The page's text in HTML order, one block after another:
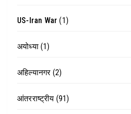
US-Iran War (1)
अयोध्या(1)
अहिल्यानगर(2)
आंतरराष्ट्रीय (91)